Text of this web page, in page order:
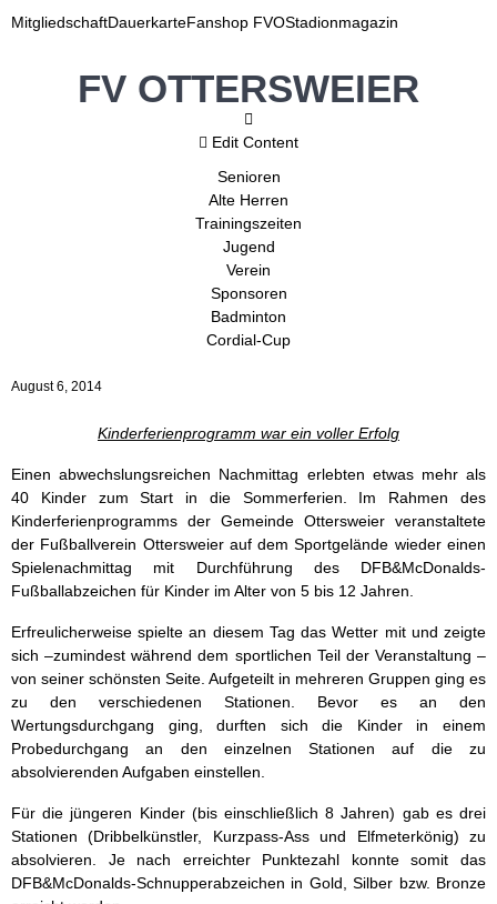
MitgliedschaftDauerkarteFanshop FVOStadionmagazin
FV OTTERSWEIER
Edit Content
Senioren
Alte Herren
Trainingszeiten
Jugend
Verein
Sponsoren
Badminton
Cordial-Cup
August 6, 2014
Kinderferienprogramm war ein voller Erfolg
Einen abwechslungsreichen Nachmittag erlebten etwas mehr als
40 Kinder zum Start in die Sommerferien. Im Rahmen des
Kinderferienprogramms der Gemeinde Ottersweier veranstaltete
der Fußballverein Ottersweier auf dem Sportgelände wieder einen
Spielenachmittag mit Durchführung des DFB&McDonalds-
Fußballabzeichen für Kinder im Alter von 5 bis 12 Jahren.
Erfreulicherweise spielte an diesem Tag das Wetter mit und zeigte
sich –zumindest während dem sportlichen Teil der Veranstaltung –
von seiner schönsten Seite. Aufgeteilt in mehreren Gruppen ging es
zu den verschiedenen Stationen. Bevor es an den
Wertungsdurchgang ging, durften sich die Kinder in einem
Probedurchgang an den einzelnen Stationen auf die zu
absolvierenden Aufgaben einstellen.
Für die jüngeren Kinder (bis einschließlich 8 Jahren) gab es drei
Stationen (Dribbelkünstler, Kurzpass-Ass und Elfmeterkönig) zu
absolvieren. Je nach erreichter Punktezahl konnte somit das
DFB&McDonalds-Schnupperabzeichen in Gold, Silber bzw. Bronze